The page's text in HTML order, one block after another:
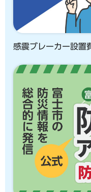
感震ブレーカー設置